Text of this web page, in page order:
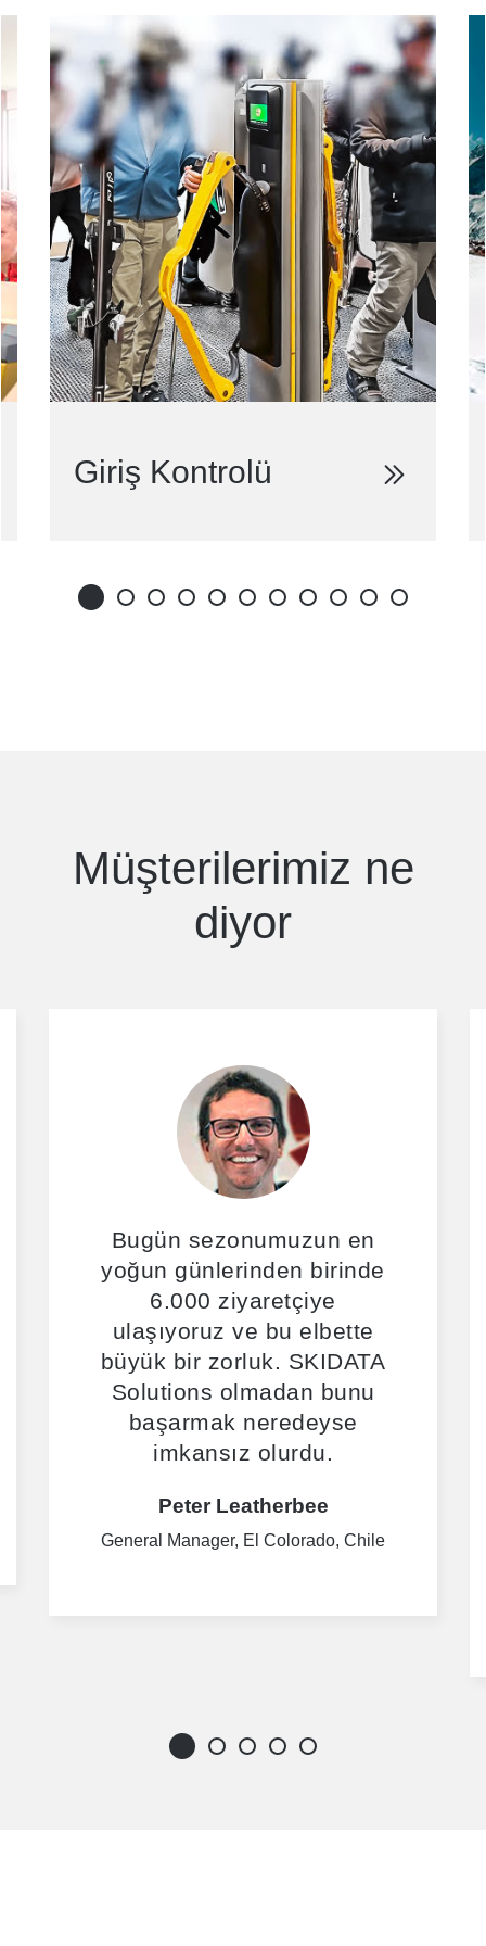
Giriş Kontrolü​
Müşterilerimiz ne
diyor
Bugün sezonumuzun en
yoğun günlerinden birinde
6.000 ziyaretçiye
ulaşıyoruz ve bu elbette
büyük bir zorluk. SKIDATA
Solutions olmadan bunu
başarmak neredeyse
imkansız olurdu.
Peter Leatherbee
General Manager, El Colorado, Chile